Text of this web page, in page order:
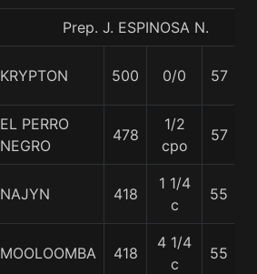
Prep. J. ESPINOSA N.
KRYPTON 500 0/0 57
EL PERRO
NEGRO
478
1/2
cpo
57
NAJYN 418
1 1/4
c
55
MOOLOOMBA 418
4 1/4
c
55